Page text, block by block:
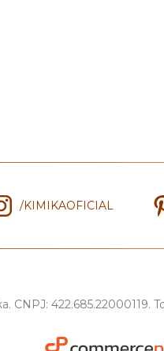
/KIMIKAOFICIAL
CNPJ: 422.685.22000119.